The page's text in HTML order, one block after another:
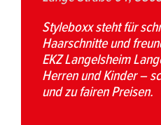
Styleboxx steht für
Haarschnitte und
EKZ Langelsheim
Herren und Kinder –
und zu fairen Preisen.